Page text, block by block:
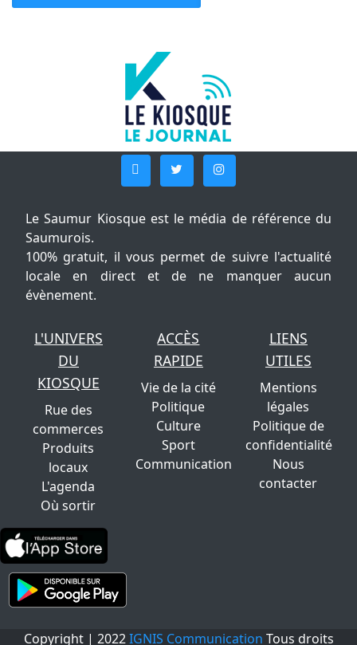
Le Saumur Kiosque est le média de référence du
Saumurois.
100% gratuit, il vous permet de suivre l'actualité
locale en direct et de ne manquer aucun
évènement.
L'UNIVERS
DU
KIOSQUE
Rue des
commerces
Produits
locaux
L'agenda
Où sortir
ACCÈS
RAPIDE
Vie de la cité
Politique
Culture
Sport
Communication
LIENS
UTILES
Mentions
légales
Politique de
confidentialité
Nous
contacter
Copyright | 2022IGNIS Communication Tous droits